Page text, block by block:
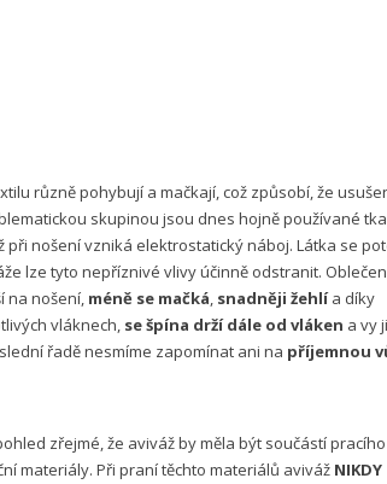
různě pohybují a mačkají, což způsobí,že
skupinou jsou dnes hojně používané
při nošení vzniká elektrostatický náboj. Látka se
lze tyto nepříznivé vlivy účinně odstranit.
na nošení, méně se mačká, snadněji žehlía díky
vláknech, se špína drží dále od vláken a vy ji
řadě nesmíme zapomínat ani na příjemnou
zřejmé, že aviváž by měla být součástí pracího
materiály. Při praní těchto materiálů aviváž NIKDY